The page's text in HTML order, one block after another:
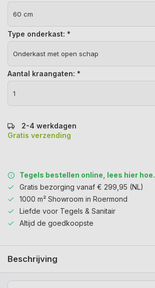
Type onderkast: *
Aantal kraangaten: *
2-4 werkdagen
Gratis verzending
Tegels bestellen online, lees hier hoe.
Gratis bezorging vanaf € 299,95 (NL)
1000 m² Showroom in Roermond
Liefde voor Tegels & Sanitair
Altijd de goedkoopste
Beschrijving